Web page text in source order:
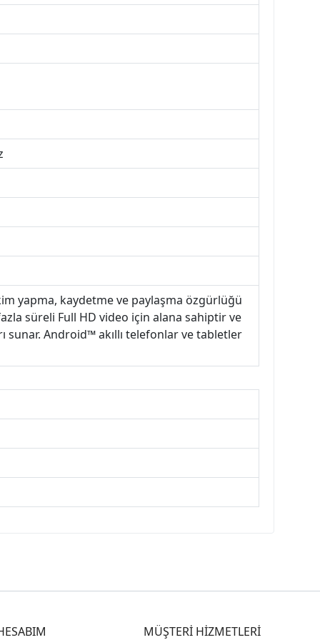
yapma, kaydetme ve paylaşma özgürlüğü
süreli Full HD video için alana sahiptir ve
sunar. Android™ akıllı telefonlar ve tabletler
MÜŞTERİ HİZMETLERİ